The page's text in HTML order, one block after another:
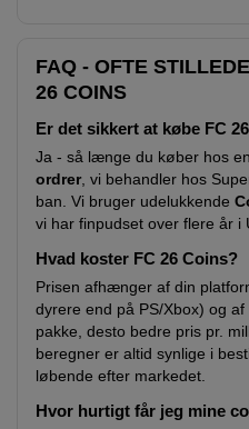
FAQ - OFTE
26 COINS
Er det sikkert at købe FC
Ja - så længe du køber hos
ordrer, vi behandler hos
ban. Vi bruger udelukkende
vi har finpudset over flere år i
Hvad koster FC 26 Coins?
Prisen afhænger af din
dyrere end på PS/Xbox) og
pakke, desto bedre pris pr.
beregner er altid synlige i
løbende efter markedet.
Hvor hurtigt får jeg mine